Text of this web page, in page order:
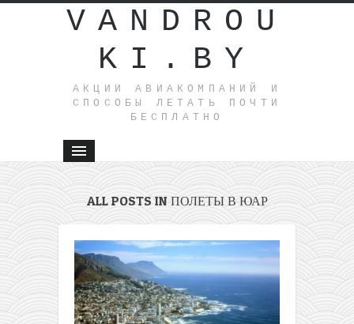
VANDROU
KI.BY
АКЦИИ АВИАКОМПАНИЙ И
СПОСОБЫ ЛЕТАТЬ ПОЧТИ
БЕСПЛАТНО
ALL POSTS IN ПОЛЕТЫ В ЮАР